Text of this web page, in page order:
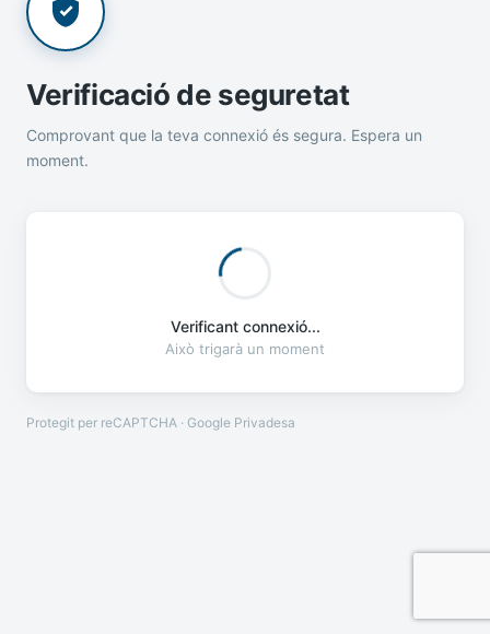
Verificació de seguretat
Comprovant que la teva connexió és segura. Espera un
moment.
Verificant connexió...
Això trigarà un moment
Protegit per reCAPTCHA · Google Privadesa